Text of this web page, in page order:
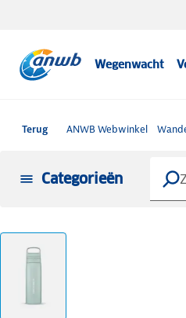
Wegenwacht
Terug ANWB Webwinkel
Categorieën